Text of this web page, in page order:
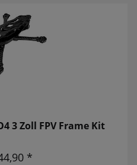
3 Zoll FPV Frame Kit
*